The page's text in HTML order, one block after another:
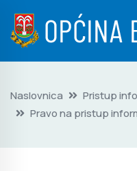
Naslovnica
Pristup
Pravo na pristup